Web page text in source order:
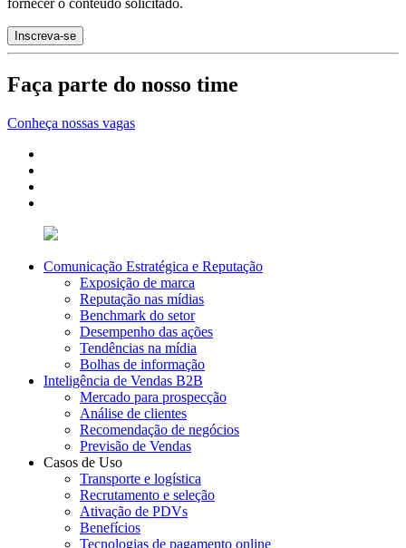
fornecer o conteúdo solicitado.
Faça parte do nosso time
Conheça nossas vagas
Comunicação Estratégica e Reputação
Exposição de marca
Reputação nas mídias
Benchmark do setor
Desempenho das ações
Tendências na mídia
Bolhas de informação
Inteligência de Vendas B2B
Mercado para prospecção
Análise de clientes
Recomendação de negócios
Previsão de Vendas
Casos de Uso
Transporte e logística
Recrutamento e seleção
Ativação de PDVs
Benefícios
Tecnologias de pagamento online